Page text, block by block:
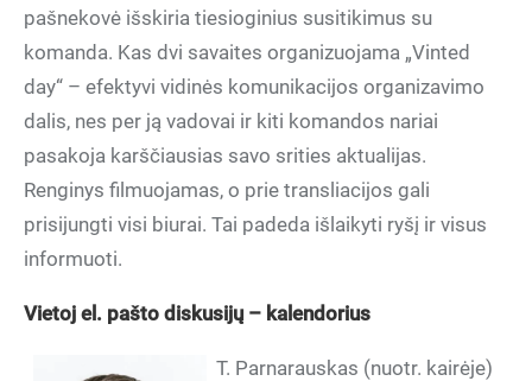
pašnekovė išskiria tiesioginius susitikimus su
komanda. Kas dvi savaites organizuojama „Vinted
day“ – efektyvi vidinės komunikacijos organizavimo
dalis, nes per ją vadovai ir kiti komandos nariai
pasakoja karščiausias savo srities aktualijas.
Renginys filmuojamas, o prie transliacijos gali
prisijungti visi biurai. Tai padeda išlaikyti ryšį ir visus
informuoti.
Vietoj el. pašto diskusijų – kalendorius
T. Parnarauskas (nuotr. kairėje)